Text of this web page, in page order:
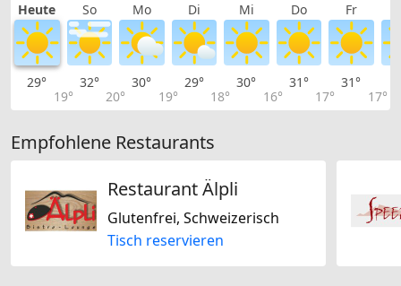
Heute So Mo Di Mi Do Fr
29°
19°
32°
20°
30°
19°
29°
18°
30°
16°
31°
17°
31°
17°
Empfohlene Restaurants
Restaurant Älpli
Glutenfrei, Schweizerisch
Tisch reservieren